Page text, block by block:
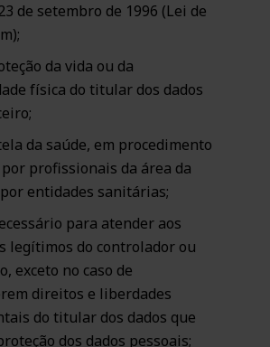
de setembro de 1996 (Lei de
da vida ou da
física do titular dos dados
da saúde, em procedimento
profissionais da área da
entidades sanitárias;
para atender aos
legítimos do controlador ou
exceto no caso de
direitos e liberdades
do titular dos dados que
dos dados pessoais;